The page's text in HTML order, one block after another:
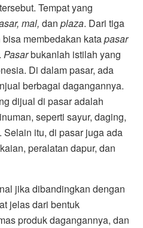
Tempat yang
mal, dan plaza. Dari tiga
membedakan katapasar
. Pasarbukanlah istilah yang
Di dalam pasar, ada
berbagai dagangannya.
dijual di pasar adalah
seperti sayur, daging,
itu, di pasar juga ada
peralatan dapur, dan
jika dibandingkan dengan
jelas dari bentuk
produk dagangannya, dan